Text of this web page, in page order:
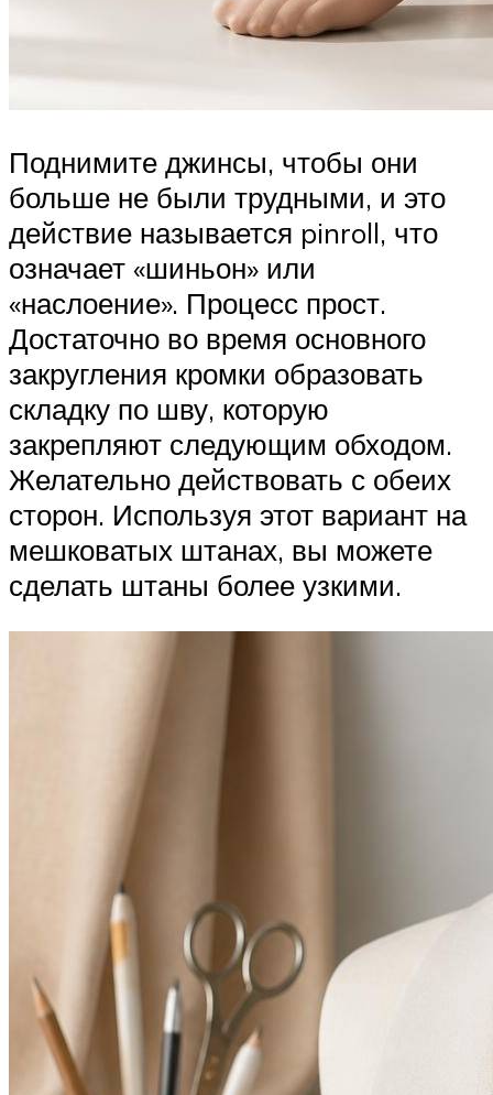
Поднимите джинсы, чтобы они
больше не были трудными, и это
действие называется pinroll, что
означает «шиньон» или
«наслоение». Процесс прост.
Достаточно во время основного
закругления кромки образовать
складку по шву, которую
закрепляют следующим обходом.
Желательно действовать с обеих
сторон. Используя этот вариант на
мешковатых штанах, вы можете
сделать штаны более узкими.